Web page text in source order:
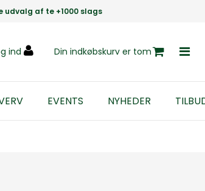
udvalg af te +1000 slags
ind Din indkøbskurv er tom
EVENTS NYHEDER